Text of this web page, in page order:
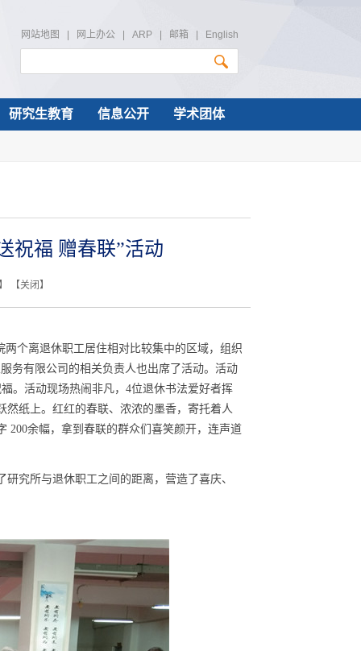
网站地图 网上办公| ARP| 邮箱 English
研究生教育 信息公开 学术团体
祝福 赠春联”活动
【关闭 】
个离退休职工居住相对比较集中的区域，组织
务有限公司的相关负责人也出席了活动。活动
。活动现场热闹非凡，4位退休书法爱好者挥
纸上。红红的春联、浓浓的墨香，寄托着人
200余幅，拿到春联的群众们喜笑颜开，连声道
究所与退休职工之间的距离，营造了喜庆、